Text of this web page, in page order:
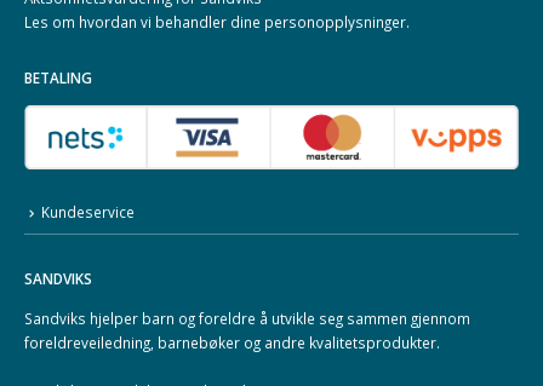
Les om hvordan vi behandler dine personopplysninger.
BETALING
Kundeservice
SANDVIKS
Sandviks hjelper barn og foreldre å utvikle seg sammen gjennom
foreldreveiledning, barnebøker og andre kvalitetsprodukter.